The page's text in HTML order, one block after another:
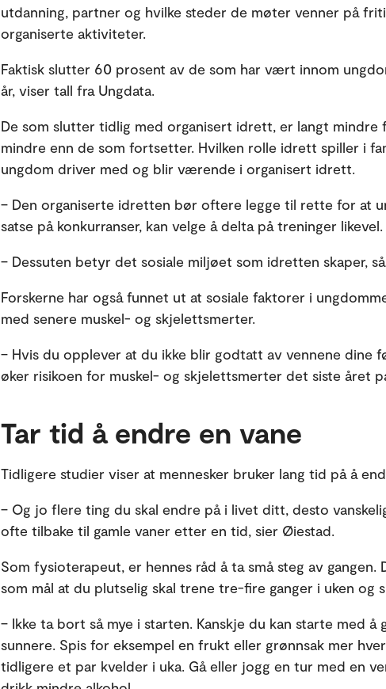
utdanning, partner og hvilke steder de møter venner på
organiserte aktiviteter.
Faktisk slutter 60 prosent av de som har vært innom
år, viser tall fra Ungdata.
De som slutter tidlig med organisert idrett, er langt mindre
mindre enn de som fortsetter. Hvilken rolle idrett spiller i
ungdom driver med og blir værende i organisert idrett.
– Den organiserte idretten bør oftere legge til rette for at
satse på konkurranser, kan velge å delta på treninger likevel.
– Dessuten betyr det sosiale miljøet som idretten skaper,
Forskerne har også funnet ut at sosiale faktorer i
med senere muskel- og skjelettsmerter.
– Hvis du opplever at du ikke blir godtatt av vennene dine
øker risikoen for muskel- og skjelettsmerter det siste året
Tar tid å endre en vane
Tidligere studier viser at mennesker bruker lang tid på å
– Og jo flere ting du skal endre på i livet ditt, desto
ofte tilbake til gamle vaner etter en tid, sier Øiestad.
Som fysioterapeut, er hennes råd å ta små steg av gangen.
som mål at du plutselig skal trene tre-fire ganger i uken og
– Ikke ta bort så mye i starten. Kanskje du kan starte med
sunnere. Spis for eksempel en frukt eller grønnsak mer
tidligere et par kvelder i uka. Gå eller jogg en tur med en